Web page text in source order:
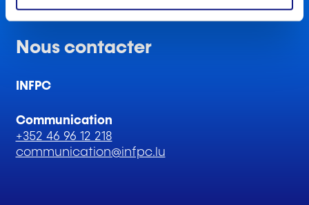
n
Nous contacter
INFPC
Communication
+352 46 96 12 218
communication@infpc.lu